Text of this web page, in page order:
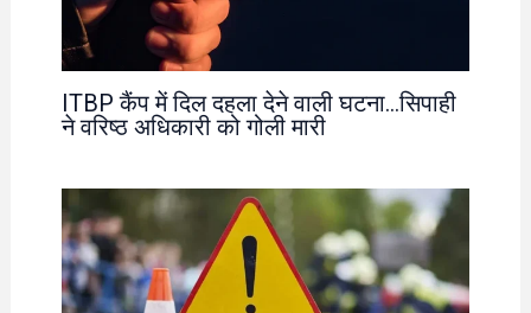
ITBP कैंप में दिल दहला देने वाली घटना…सिपाही
ने वरिष्ठ अधिकारी को गोली मारी